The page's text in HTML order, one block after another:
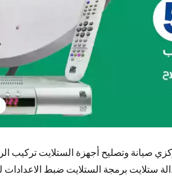
صيانة وتصليح أجهزة الستلايت تركيب
ستلايت برمجة الستلايت ضبط